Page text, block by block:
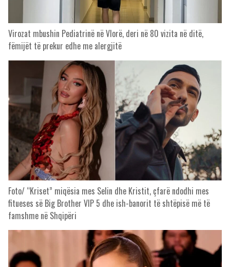
Virozat mbushin Pediatrinë në Vlorë, deri në 80 vizita në ditë,
fëmijët të prekur edhe me alergjitë
Foto/ “Kriset” miqësia mes Selin dhe Kristit, çfarë ndodhi mes
fitueses së Big Brother VIP 5 dhe ish-banorit të shtëpisë më të
famshme në Shqipëri